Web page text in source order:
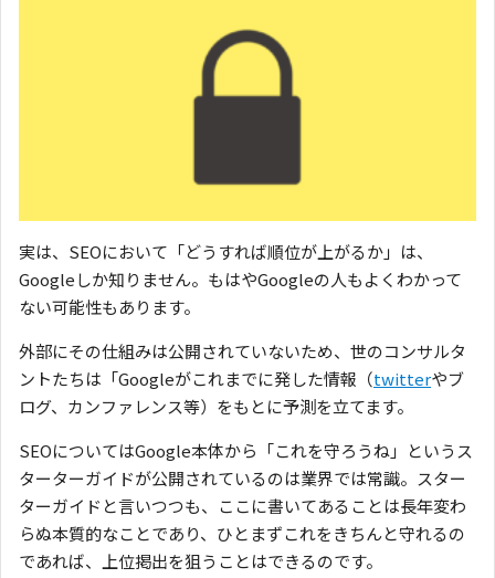
実は、SEOにおいて「どうすれば順位が上がるか」は、
Googleしか知りません。もはやGoogleの人もよくわかって
ない可能性もあります。
外部にその仕組みは公開されていないため、世のコンサルタ
ントたちは「Googleがこれまでに発した情報（twitterやブ
ログ、カンファレンス等）をもとに予測を立てます。
SEOについてはGoogle本体から「これを守ろうね」というス
ターターガイドが公開されているのは業界では常識。スター
ターガイドと言いつつも、ここに書いてあることは長年変わ
らぬ本質的なことであり、ひとまずこれをきちんと守れるの
であれば、上位掲出を狙うことはできるのです。